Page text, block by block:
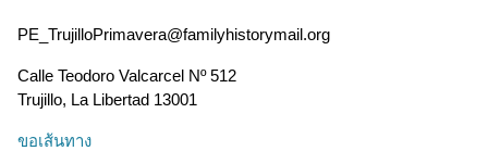
PE_TrujilloPrimavera@familyhistorymail.org
Calle Teodoro Valcarcel Nº 512
Trujillo, La Libertad 13001
ขอเส้นทาง